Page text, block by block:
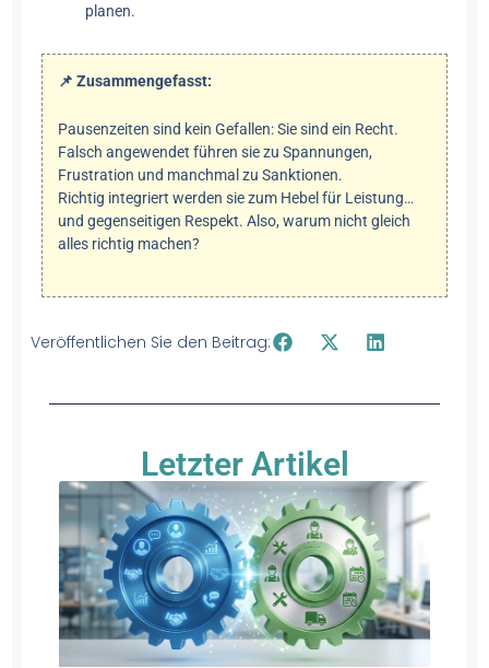
planen.
📌 Zusammengefasst:
Pausenzeiten sind kein Gefallen: Sie sind ein Recht.
Falsch angewendet führen sie zu Spannungen,
Frustration und manchmal zu Sanktionen.
Richtig integriert werden sie zum Hebel für Leistung…
und gegenseitigen Respekt. Also, warum nicht gleich
alles richtig machen?
Veröffentlichen Sie den Beitrag:
Letzter Artikel